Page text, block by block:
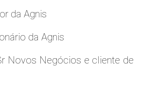
da Agnis
da Agnis
Novos Negócios e cliente de